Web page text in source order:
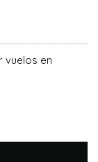
vuelos en